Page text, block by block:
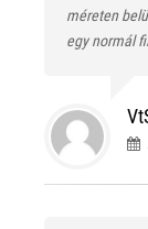
méreten
egy normál